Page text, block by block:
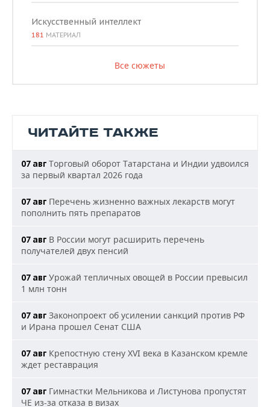
Искусственный интеллект
181 МАТЕРИАЛ
Все сюжеты
ЧИТАЙТЕ ТАКЖЕ
07 авг Торговый оборот Татарстана и Индии удвоился
за первый квартал 2026 года
07 авг Перечень жизненно важных лекарств могут
пополнить пять препаратов
07 авг В России могут расширить перечень
получателей двух пенсий
07 авг Урожай тепличных овощей в России превысил
1 млн тонн
07 авг Законопроект об усилении санкций против РФ
и Ирана прошел Сенат США
07 авг Крепостную стену XVI века в Казанском кремле
ждет реставрация
07 авг Гимнастки Мельникова и Листунова пропустят
ЧЕ из-за отказа в визах